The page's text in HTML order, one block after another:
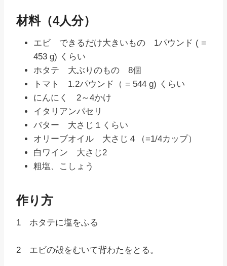
材料（4人分）
エビ できるだけ大きいもの 1パウンド ( =
453 g) くらい
ホタテ 大ぶりのもの 8個
トマト 1.2パウンド（ = 544 g) くらい
にんにく 2～4かけ
イタリアンパセリ
バター 大さじ１くらい
オリーブオイル 大さじ４（=1/4カップ）
白ワイン 大さじ2
粗塩、こしょう
作り方
1 ホタテに塩をふる
2 エビの殻をむいて背わたをとる。